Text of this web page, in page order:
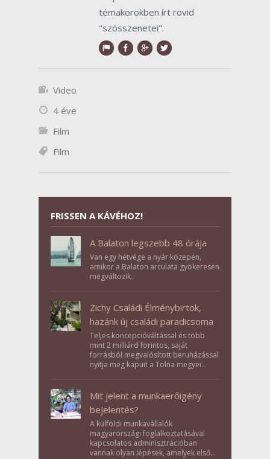
témakörökben írt rövid
"szösszenetei".
Video
4 éve
Film
Film
FRISSEN A KÁVÉHOZ!
A Balaton legszebb 48 órája
Van egy hétvége a nyár közepén,
amikor a Balaton arculata gyökeresen
megváltozik.
Zichy Családi Élménybirtok,
hazánk új családi paradicsoma
Teljes koncepcióváltással és több
mint 2 milliárd forintos, saját
forrásból megvalósított beruházással
nyitja meg kapuit a Tolna megyei
Mit jelent a munkaerőigény
bejelentés?
A külföldi munkavállalók
magyarországi foglalkoztatásával
kapcsolatos adminisztrációban
vannak olyan lépések, amelyek első